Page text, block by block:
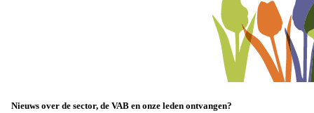
Nieuws over de sector, de VAB en onze leden ontvangen?